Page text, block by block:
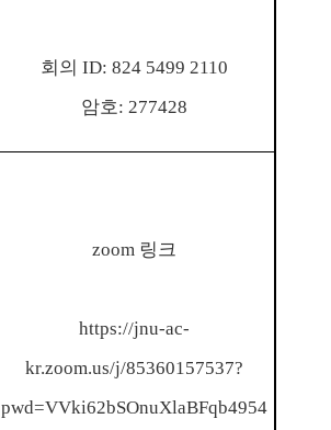
회의 ID: 824 5499 2110
암호: 277428
zoom 링크
https://jnu-ac-
kr.zoom.us/j/85360157537?
pwd=VVki62bSOnuXlaBFqb4954